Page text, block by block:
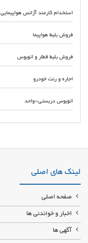
استخدام کارمند آژانس هواپیمایی
فروش بلیط هواپیما
فروش بلیط قطار و اتوبوس
اجاره و رنت خودرو
اتوبوس دربستی-واحد
لینک های اصلی
صفحه اصلی
اخبار و خواندنی ها
آگهی ها